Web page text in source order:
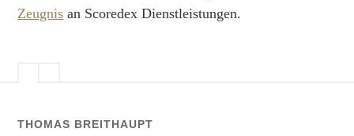
Zeugnis an Scoredex Dienstleistungen.
THOMAS BREITHAUPT